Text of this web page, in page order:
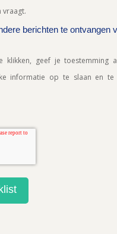
vraagt.
berichten te ontvangen
geef je toestemming
informatie op te slaan en